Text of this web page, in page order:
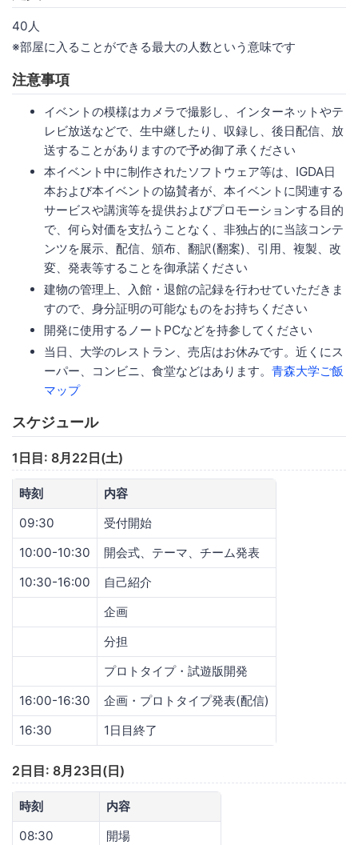
40人
※部屋に入ることができる最大の人数という意味です
注意事項
イベントの模様はカメラで撮影し、インターネットやテ
レビ放送などで、生中継したり、収録し、後日配信、放
送することがありますので予め御了承ください
本イベント中に制作されたソフトウェア等は、IGDA日
本および本イベントの協賛者が、本イベントに関連する
サービスや講演等を提供およびプロモーションする目的
で、何ら対価を支払うことなく、非独占的に当該コンテ
ンツを展示、配信、頒布、翻訳(翻案)、引用、複製、改
変、発表等することを御承諾ください
建物の管理上、入館・退館の記録を行わせていただきま
すので、身分証明の可能なものをお持ちください
開発に使用するノートPCなどを持参してください
当日、大学のレストラン、売店はお休みです。近くにス
ーパー、コンビニ、食堂などはあります。 青森大学ご飯
マップ
スケジュール
1日目: 8月22日(土)
時刻
内容
09:30
受付開始
10:00-10:30
開会式、テーマ、チーム発表
10:30-16:00
自己紹介
企画
分担
プロトタイプ・試遊版開発
16:00-16:30
企画・プロトタイプ発表(配信)
16:30
1日目終了
2日目: 8月23日(日)
時刻
内容
08:30
開場